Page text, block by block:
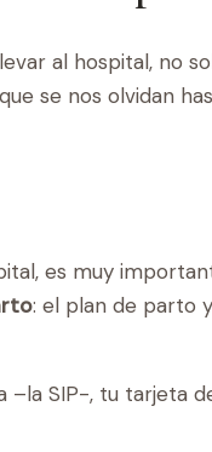
al hospital, no
se nos olvidan
es muy
: el plan de parto
SIP-, tu tarjeta